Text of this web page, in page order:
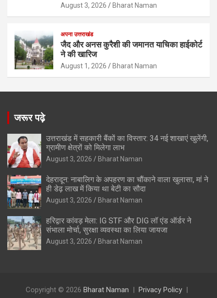
August 3, 2026 Bharat Naman
अपना उत्तराखंड
जैद और अनस कुरैशी की जमानत याचिका हाईकोर्ट
ने की खारिज
August 1, 2026 Bharat Naman
जरूर पढ़े
उत्तराखंड में सहकारी बैंकों का विस्तार: 34 नई शाखाएं खुलेंगी,
ग्रामीण क्षेत्रों को मिलेगा लाभ
August 3, 2026 Bharat Naman
देहरादून: नाबालिग के अपहरण का चौंकाने वाला खुलासा, मां ने
ही डेढ़ लाख में किया था बेटी का सौदा
August 3, 2026 Bharat Naman
हरिद्वार कांवड़ मेला: IG STF और DIG लॉ एंड ऑर्डर ने
संभाला मोर्चा, सुरक्षा व्यवस्था का लिया जायजा
August 3, 2026 Bharat Naman
Copyright © 2026 Bharat Naman Privacy Policy